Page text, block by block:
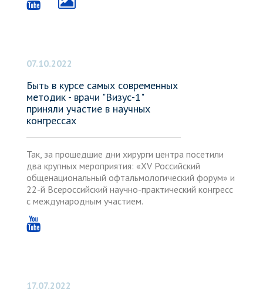
07.10.2022
Быть в курсе самых современных
методик - врачи "Визус-1"
приняли участие в научных
конгрессах
Так, за прошедшие дни хирурги центра посетили
два крупных мероприятия: «XV Российский
общенациональный офтальмологический форум» и
22-й Всероссийский научно-практический конгресс
с международным участием.
17.07.2022